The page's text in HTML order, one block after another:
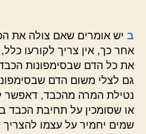
ב יש אומרים שאם צולה את
אחר כך, אין צריך לקורעו
את כל הדם שבסימפונות
גם לצלי משום הדם
נטילת המרה מהכבד, דאפשר
או שסומכין על תחיבת הכבד
שמים יחמיר על עצמו